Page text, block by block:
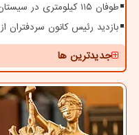
طوفان ۱۱۵ کیلومتری در سیستان
بازدید رئیس کانون سردفتران
جدیدترین ها